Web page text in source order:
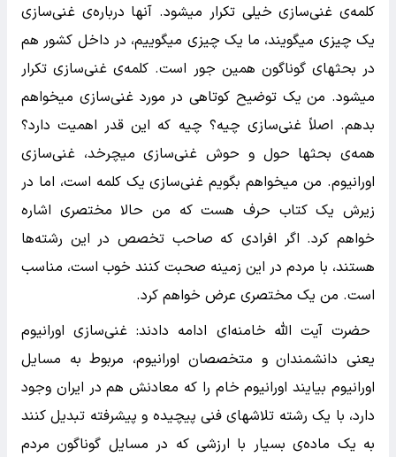
کلمه‌ی غنی‌سازی خیلی تکرار میشود. آنها درباره‌ی غنی‌سازی
یک چیزی میگویند، ما یک چیزی میگوییم، در داخل کشور هم
در بحثهای گوناگون همین جور است. کلمه‌ی غنی‌سازی تکرار
میشود. من یک توضیح کوتاهی در مورد غنی‌سازی میخواهم
بدهم. اصلاً غنی‌سازی چیه؟ چیه که این قدر اهمیت دارد؟
همه‌ی بحثها حول و حوش غنی‌سازی میچرخد، غنی‌سازی
اورانیوم. من میخواهم بگویم غنی‌سازی یک کلمه است، اما در
زیرش یک کتاب حرف هست که من حالا مختصری اشاره
خواهم کرد. اگر افرادی که صاحب تخصص در این رشته‌ها
هستند، با مردم در این زمینه صحبت کنند خوب است، مناسب
است. من یک مختصری عرض خواهم کرد.
حضرت آیت الله خامنه‌ای ادامه دادند: غنی‌سازی اورانیوم
یعنی دانشمندان و متخصصان اورانیوم، مربوط به مسایل
اورانیوم بیایند اورانیوم خام را که معادنش هم در ایران وجود
دارد، با یک رشته تلاشهای فنی پیچیده و پیشرفته تبدیل کنند
به یک ماده‌ی بسیار با ارزشی که در مسایل گوناگون مردم